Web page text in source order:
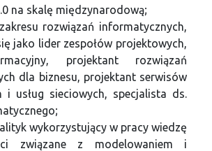
na skalę międzynarodową;
rozwiązań informatycznych,
jako lider zespołów projektowych,
projektant rozwiązań
dla biznesu, projektant serwisów
i usług sieciowych, specjalista ds.
wykorzystujący w pracy wiedzę
związane z modelowaniem i